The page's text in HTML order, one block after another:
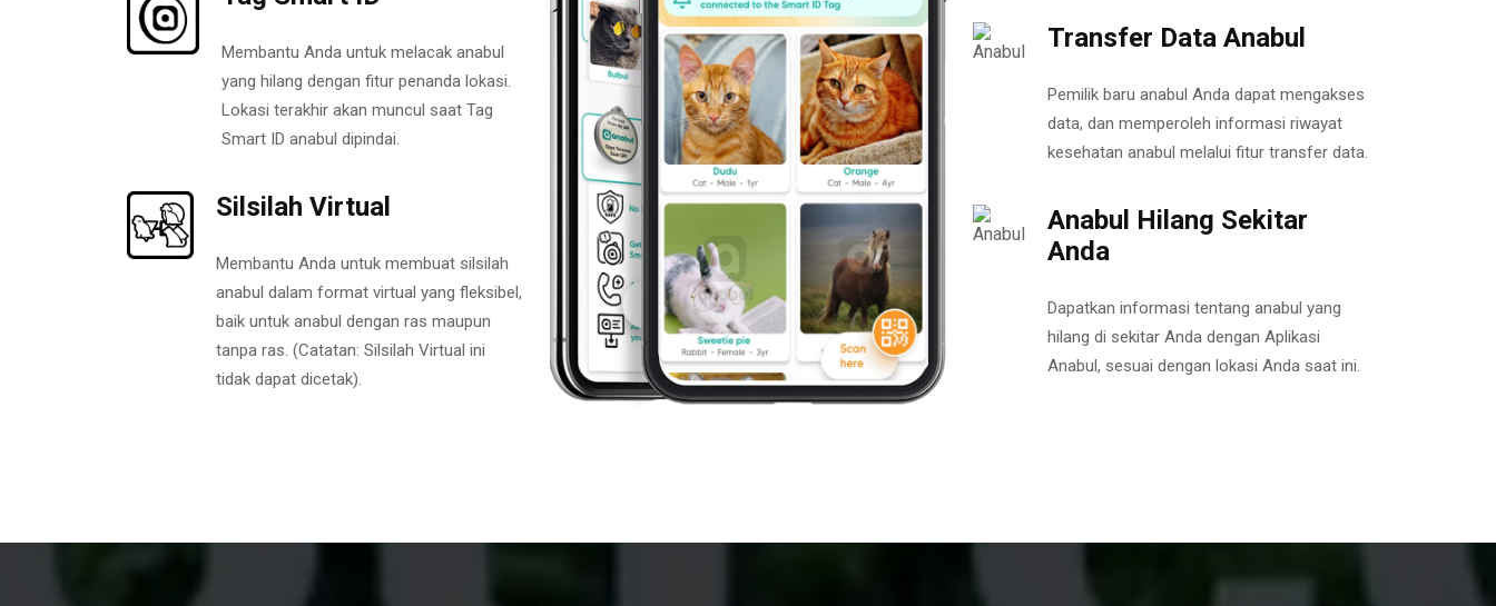
Membantu Anda untuk melacak anabul
yang hilang dengan fitur penanda lokasi.
Lokasi terakhir akan muncul saat Tag
Smart ID anabul dipindai.
Silsilah Virtual
Membantu Anda untuk membuat silsilah
anabul dalam format virtual yang fleksibel,
baik untuk anabul dengan ras maupun
tanpa ras. (Catatan: Silsilah Virtual ini
tidak dapat dicetak).
Transfer Data Anabul
Pemilik baru anabul Anda dapat mengakses
data, dan memperoleh informasi riwayat
kesehatan anabul melalui fitur transfer data.
Anabul Hilang Sekitar
Anda
Dapatkan informasi tentang anabul yang
hilang di sekitar Anda dengan Aplikasi
Anabul, sesuai dengan lokasi Anda saat ini.